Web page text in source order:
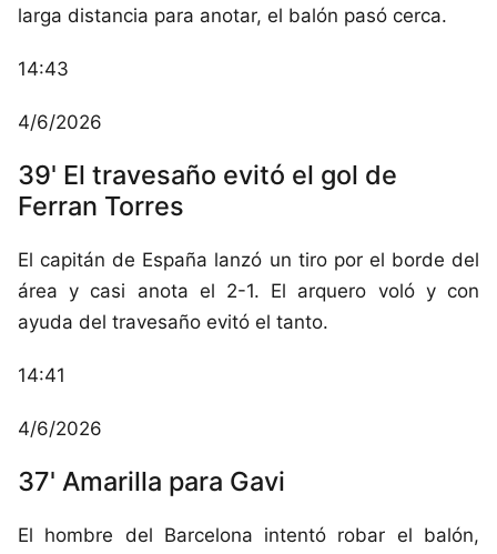
larga distancia para anotar, el balón pasó cerca.
14:43
4/6/2026
39' El travesaño evitó el gol de
Ferran Torres
El capitán de España lanzó un tiro por el borde del
área y casi anota el 2-1. El arquero voló y con
ayuda del travesaño evitó el tanto.
14:41
4/6/2026
37' Amarilla para Gavi
El hombre del Barcelona intentó robar el balón,